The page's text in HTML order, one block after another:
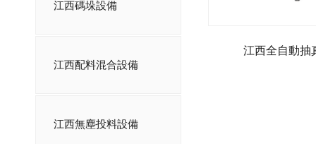
江西碼垛設備
江西配料混合設備
江西無塵投料設備
江西全自動抽